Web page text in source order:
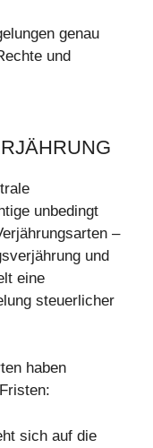
genau
und
unbedingt
–
und
eine
steuerlicher
haben
sich auf die